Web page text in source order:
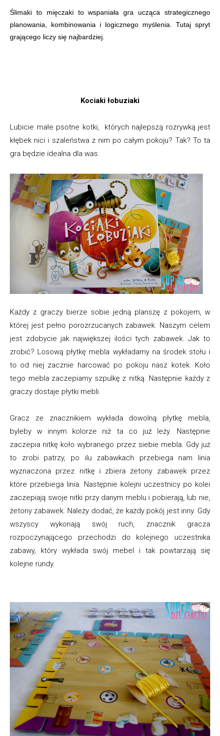
Ślimaki to mięczaki to wspaniała gra ucząca strategicznego
planowania, kombinowania i logicznego myślenia. Tutaj spryt
grającego liczy się najbardziej.
Kociaki łobuziaki
Lubicie małe psotne kotki, których najlepszą rozrywką jest
kłębek nici i szaleństwa z nim po całym pokoju? Tak? To ta
gra będzie idealna dla was.
Każdy z graczy bierze sobie jedną planszę z pokojem, w
której jest pełno porozrzucanych zabawek. Naszym celem
jest zdobycie jak największej ilości tych zabawek. Jak to
zrobić? Losową płytkę mebla wykładamy na środek stołu i
to od niej zacznie harcować po pokoju nasz kotek. Koło
tego mebla zaczepiamy szpulkę z nitką. Następnie każdy z
graczy dostaje płytki mebli.
Gracz ze znacznikiem wykłada dowolną płytkę mebla,
byleby w innym kolorze niż ta co już leży. Następnie
zaczepia nitkę koło wybranego przez siebie mebla. Gdy już
to zrobi patrzy, po ilu zabawkach przebiega nam linia
wyznaczona przez nitkę i zbiera żetony zabawek przez
które przebiega linia. Następnie kolejni uczestnicy po kolei
zaczepiają swoje nitki przy danym meblu i pobierają, lub nie,
żetony zabawek. Należy dodać, że każdy pokój jest inny. Gdy
wszyscy wykonają swój ruch, znacznik gracza
rozpoczynającego przechodzi do kolejnego uczestnika
zabawy, który wykłada swój mebel i tak powtarzają się
kolejne rundy.